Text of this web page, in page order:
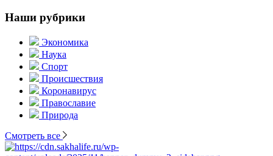
Наши рубрики
Экономика
Наука
Спорт
Происшествия
Коронавирус
Православие
Природа
Смотреть все